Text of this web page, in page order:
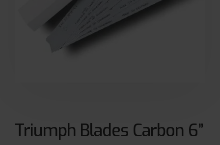
Triumph Blades Carbon 6”